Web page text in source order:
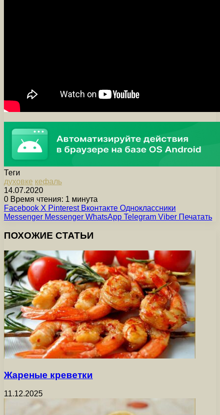
Теги
духовке кефаль
14.07.2020
0 Время чтения: 1 минута
Facebook X Pinterest Вконтакте Одноклассники
Messenger Messenger WhatsApp Telegram Viber Печатать
ПОХОЖИЕ СТАТЬИ
Жареные креветки
11.12.2025